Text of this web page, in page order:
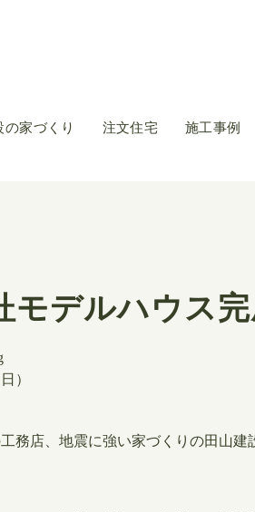
家づくり 注文住宅 施工事例
モデルハウス
）
務店、地震に強い家づくりの田山建